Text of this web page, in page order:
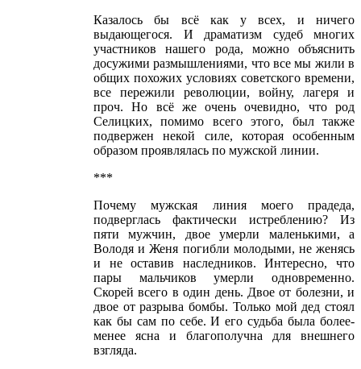
Казалось бы всё как у всех, и ничего
выдающегося. И драматизм судеб многих
участников нашего рода, можно объяснить
досужими размышлениями, что все мы жили в
общих похожих условиях советского времени,
все пережили революции, войну, лагеря и
проч. Но всё же очень очевидно, что род
Селицких, помимо всего этого, был также
подвержен некой силе, которая особенным
образом проявлялась по мужской линии.
***
Почему мужская линия моего прадеда,
подверглась фактически истреблению? Из
пяти мужчин, двое умерли маленькими, а
Володя и Женя погибли молодыми, не женясь
и не оставив наследников. Интересно, что
пары мальчиков умерли одновременно.
Скорей всего в один день. Двое от болезни, и
двое от разрыва бомбы. Только мой дед стоял
как бы сам по себе. И его судьба была более-
менее ясна и благополучна для внешнего
взгляда.